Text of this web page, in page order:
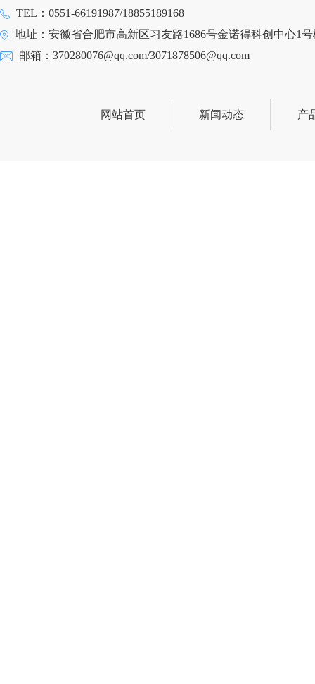
TEL：0551-66191987/18855189168
地址：安徽省合肥市高新区习友路1686号金诺得科创中心1
邮箱：370280076@qq.com/3071878506@qq.com
网站首页 新闻动态 产